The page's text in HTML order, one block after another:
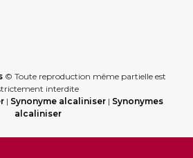
© Toute reproduction même partielle est
interdite
| Synonyme alcaliniser | Synonymes
alcaliniser